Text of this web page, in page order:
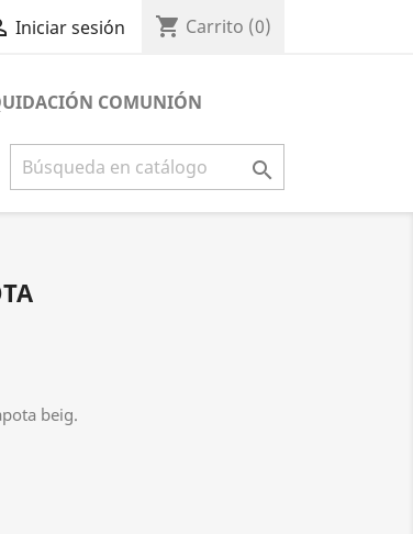
Iniciar sesión shopping_cart Carrito (0)
COMUNIÓN

beig.